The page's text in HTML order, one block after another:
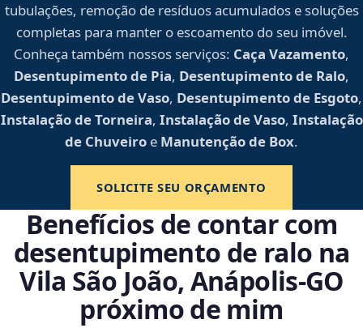
tubulações, remoção de resíduos acumulados e soluções
completas para manter o escoamento do seu imóvel.
Conheça também nossos serviços: Caça Vazamento,
Desentupimento de Pia, Desentupimento de Ralo,
Desentupimento de Vaso, Desentupimento de Esgoto,
Instalação de Torneira, Instalação de Vaso, Instalação
de Chuveiro e Manutenção de Box.
SOLICITE SEU ORÇAMENTO
Benefícios de contar com
desentupimento de ralo na
Vila São João, Anápolis‑GO
próximo de mim